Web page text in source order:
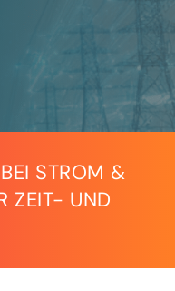
STROM &
ZEIT- UND